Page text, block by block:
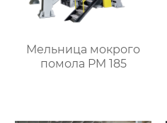
Мельница мокрого
помола PM 185